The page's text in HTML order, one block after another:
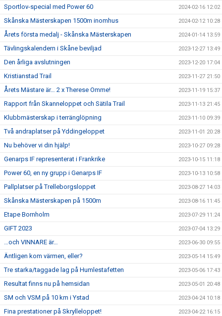
Sportlov-special med Power 60 2024-02-16 12:02
Skånska Mästerskapen 1500m inomhus 2024-02-12 10:28
Årets första medalj - Skånska Mästerskapen 2024-01-14 13:59
Tävlingskalendern i Skåne beviljad 2023-12-27 13:49
Den årliga avslutningen 2023-12-20 17:04
Kristianstad Trail 2023-11-27 21:50
Årets Mästare är… 2 x Therese Omme! 2023-11-19 15:37
Rapport från Skanneloppet och Sätila Trail 2023-11-13 21:45
Klubbmästerskap i terränglöpning 2023-11-10 09:39
Två andraplatser på Yddingeloppet 2023-11-01 20:28
Nu behöver vi din hjälp! 2023-10-27 09:28
Genarps IF representerat i Frankrike 2023-10-15 11:18
Power 60, en ny grupp i Genarps IF 2023-10-13 10:58
Pallplatser på Trelleborgsloppet 2023-08-27 14:03
Skånska Mästerskapen på 1500m 2023-08-16 11:45
Etape Bornholm 2023-07-29 11:24
GIFT 2023 2023-07-04 13:29
…och VINNARE är… 2023-06-30 09:55
Äntligen kom värmen, eller? 2023-05-14 15:49
Tre starka/taggade lag på Humlestafetten 2023-05-06 17:43
Resultat finns nu på hemsidan 2023-05-01 20:48
SM och VSM på 10 km i Ystad 2023-04-24 10:18
Fina prestationer på Skrylleloppet! 2023-04-22 16:15